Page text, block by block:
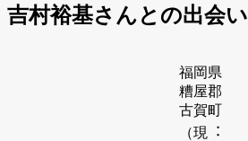
吉村裕基さんとの出会い
福岡県
糟屋郡
古賀町
（現︓